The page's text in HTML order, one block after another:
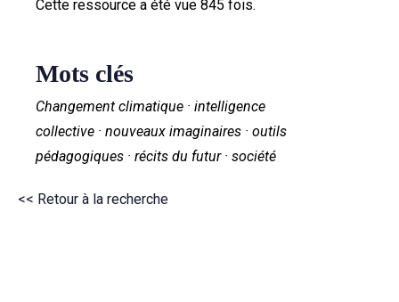
Cette ressource a été vue 845 fois.
Mots clés
Changement climatique · intelligence
collective · nouveaux imaginaires · outils
pédagogiques · récits du futur · société
<< Retour à la recherche